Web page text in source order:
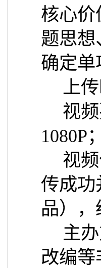
核心价
题思想
确定单
上传
视
1080P
视
传成功
品）
主
改编